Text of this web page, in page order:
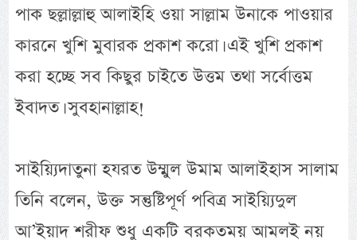
পাক ছল্লাল্লাহু আলাইহি ওয়া সাল্লাম উনাকে পাওয়ার
কারনে খুশি মুবারক প্রকাশ করো। এই খুশি প্রকাশ
করা হচ্ছে সব কিছুর চাইতে উত্তম তথা সর্বোত্তম
ইবাদত। সুবহানাল্লাহ!
সাইয়্যিদাতুনা হযরত উম্মুল উমাম আলাইহাস সালাম
তিনি বলেন, উক্ত সন্তুষ্টিপূর্ণ পবিত্র সাইয়্যিদুল
আ’ইয়াদ শরীফ শুধু একটি বরকতময় আমলই নয়